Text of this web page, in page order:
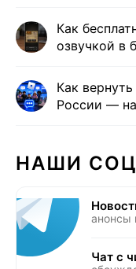
Как
озвучкой в
Как
России —
НАШИ
анонсы
Чат с